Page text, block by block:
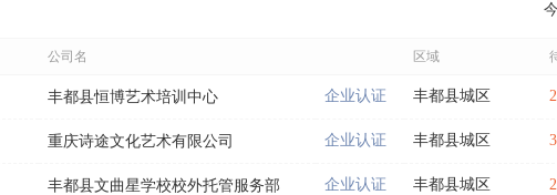
公司名 区域
丰都县恒博艺术培训中心 企业认证 丰都县城区
重庆诗途文化艺术有限公司 企业认证 丰都县城区
丰都县文曲星学校校外托管服务部 企业认证 丰都县城区